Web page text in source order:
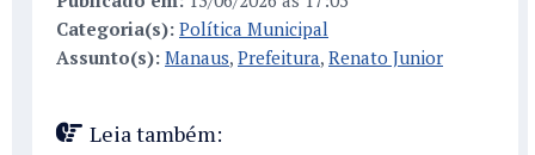
Categoria(s): Política Municipal
Assunto(s): Manaus, Prefeitura, Renato Junior
Leia também: